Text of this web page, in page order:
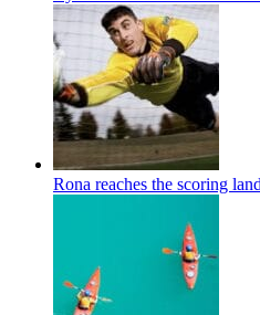
Rona reaches the scoring